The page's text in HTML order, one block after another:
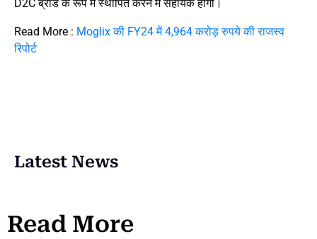
D2C ब्रांड के रूप में स्थापित करने में सहायक होंगी।
Read More : Moglix की FY24 में 4,964 करोड़ रुपये की राजस्व
रिपोर्ट
Latest News
Read More